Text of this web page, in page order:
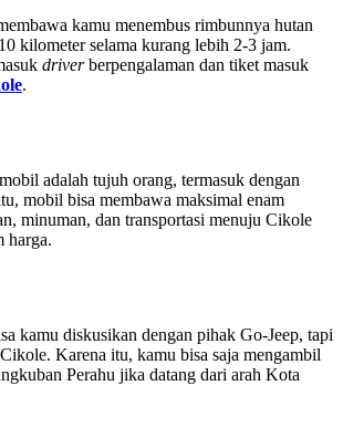
kamu menembus rimbunnya hutan
kilometer selama kurang lebih 2-3 jam.
driverberpengalaman dan tiket masuk
.
adalah tujuh orang, termasuk dengan
mobil bisa membawa maksimal enam
minuman, dan transportasi menuju Cikole
harga.
kamu diskusikan dengan pihak Go-Jeep, tapi
Karena itu, kamu bisa saja mengambil
Perahu jika datang dari arah Kota